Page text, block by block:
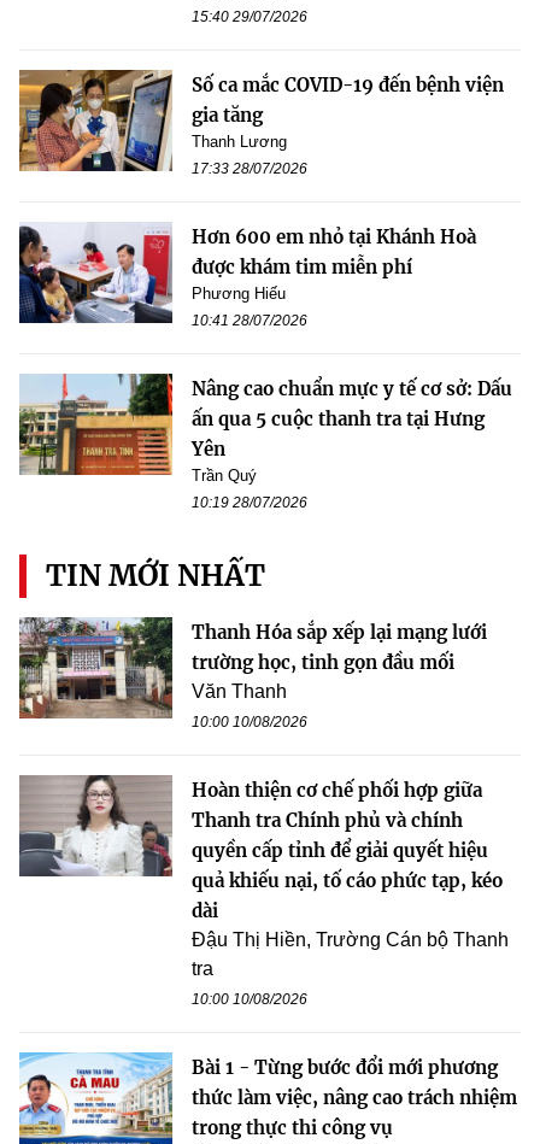
15:40 29/07/2026
Số ca mắc COVID-19 đến bệnh viện
gia tăng
Thanh Lương
17:33 28/07/2026
Hơn 600 em nhỏ tại Khánh Hoà
được khám tim miễn phí
Phương Hiếu
10:41 28/07/2026
Nâng cao chuẩn mực y tế cơ sở: Dấu
ấn qua 5 cuộc thanh tra tại Hưng
Yên
Trần Quý
10:19 28/07/2026
TIN MỚI NHẤT
Thanh Hóa sắp xếp lại mạng lưới
trường học, tinh gọn đầu mối
Văn Thanh
10:00 10/08/2026
Hoàn thiện cơ chế phối hợp giữa
Thanh tra Chính phủ và chính
quyền cấp tỉnh để giải quyết hiệu
quả khiếu nại, tố cáo phức tạp, kéo
dài
Đậu Thị Hiền, Trường Cán bộ Thanh
tra
10:00 10/08/2026
Bài 1 - Từng bước đổi mới phương
thức làm việc, nâng cao trách nhiệm
trong thực thi công vụ